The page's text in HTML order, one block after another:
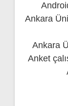
Ankara
Ankara
Anket